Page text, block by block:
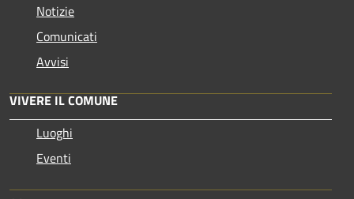
Notizie
Comunicati
Avvisi
VIVERE IL COMUNE
Luoghi
Eventi